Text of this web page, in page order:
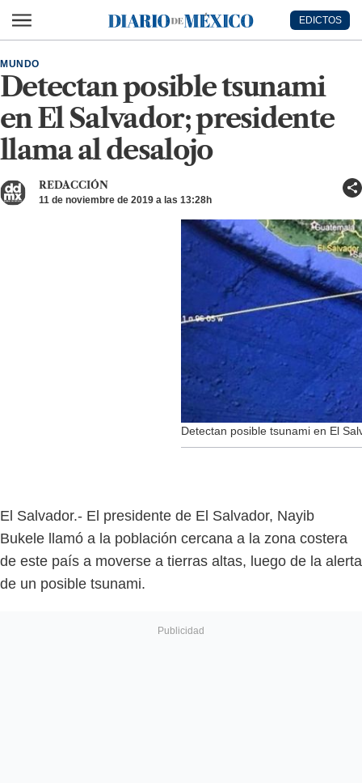
Diario de México
EDICTOS
Detectan posible tsunami
en El Salvador; presidente
llama al desalojo
MUNDO
REDACCIÓN
11 de noviembre de 2019 a las 13:28h
Detectan posible tsunami en El
El Salvador.- El presidente de El Salvador, Nayib
Bukele llamó a la población cercana a la zona costera
de este país a moverse a tierras altas, luego de la alerta
de un posible tsunami.